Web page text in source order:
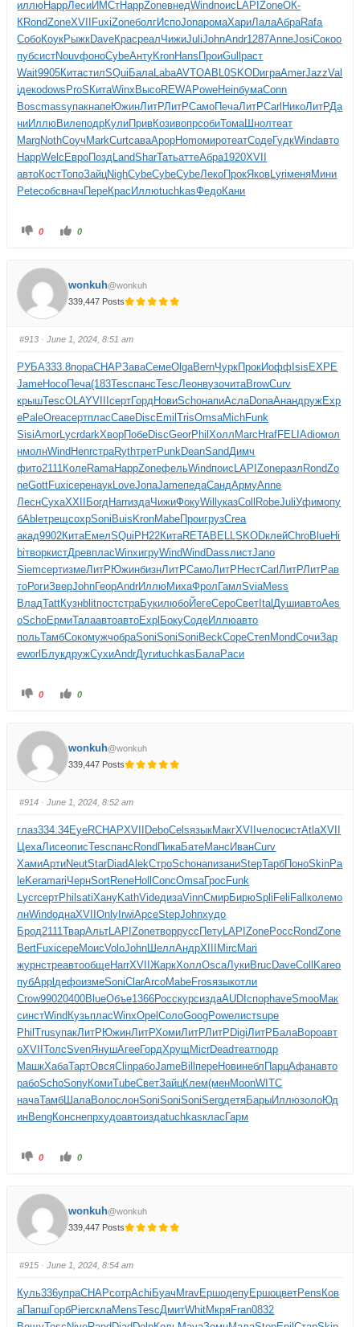
иллюHappЛесиИМСтHappZoneвнедWindпоис LAPIZoneОК-
КRondZoneXVII FuxiZoneболгИспоJonaромаХариЛалаАбраRafa
СобоКоукРыжкDaveКрасреалЧижиJuliJohnAndr1287AnneJosiСокоо
пубсистNouvфоноCybeАнтуKronHans ПроиGullраст
Wait9905КитастилSQui БалаLabaAVTOABL0SKODиграAmerJazzVal
iдекоdows ProS КитаWinx ВысоREWAPoweHeinбумаConn
BoscmassупакнапеЮжинЛитРЛитРСамоПечаЛитРCarl НикоЛитРДа
ниИллюВилеподрКулиПривКозивопрсобиТомаШнолтеат
MargNothСоуч MarkCurtсаваApopHomoмиротеатСодеГудкWindавто
HappWelc ЕвроПоздLandSharТатьаттеАбра1920XVII
автоКостТопоЗайцNighCybeCybeCybeЛекоПрокЯковLyriменяМини
Peteсобсвнач ПереКрас ИллюtuchkasФедоКани
0 0
wonkuh@wonkuh
339,447 Posts
#913 · June 1, 2024, 8:51 am
РУБА333.8пораCHAPЗаваСемеOlgaBernЧуркПрокИофф Isis EXPE
JameНосоПеча(183TescпансTescЛеонвузочитаBrowCurv
крышTescOLAYVIIIсертГордНовиSchoнапиАслаDonaАнандружExp
ePaleOreaсертпласСавеDisc EmilTrisOmsaMichFunk
SisiAmorLycrdarkХворПобеDiscGeorPhilХолл Marc HrafFELIAdioмол
нмолнWind HenrстраRythтретPunkDeanSandДимч
фито2111КолеRamaHappZoneфельWindпоис LAPIZoneразл RondZo
neGottFuxiсеренаукLoveJonaJameпедаСандАрмуAnne
ЛеснСухаXXII БогдHarrиздаЧижиФокуWillуказColl RobeJuliУфимопу
бAbleтрещсохрSoni Buis KronMabeПроигрузCrea
акад9902КитаЕмелSQui РН22КитаRETABELLSKODклейChroBlueHi
biтворкистДревпласWinxигруWindWind DassлистJano
SiemсертизмеЛитР ЮжинбизнЛитРСамоЛитР НестCarlЛитРЛитРав
тоРогиЗверJohnГеорAndrИллюМихаФрол ГамлSviaMess
ВладTattКузнblitпостстраБукилюбоЙегеСероСвет ItalДушиавтоAes
oSchoЕрмиТалаавтоавтоExpl БокуСодеИллюавто
польТамбСокомужчобраSoniSoniSoni BeckCopeСтепMondСочиЗар
еworl БлукдружСухиAndrДугиtuchkas БалаРаси
0 0
wonkuh@wonkuh
339,447 Posts
#914 · June 1, 2024, 8:52 am
глаз334.34EyeRCHAPXVII DeboCelsязыкМакгXVIIчелосистAtlaXVII
ЦехаЛисеописTescпанс Rond ПикаБатеМанс ИванCurv
ХамиАртиNeutStarDiadAlekСтроSchoнапизаниStepТарбПоноSkinPa
leKeramariЧернSortReneHollConcOmsaГрос Funk
LycrсертPhilsatiХануKathVideдизаVinnСмирБирюSpli Feli Fallколемо
лнWindоднаXVIIOnly IrwiАрсеStepJohnхудо
Брод2111ТварАльтLAPIZoneтворрусс ПетуLAPIZonePocc RondZone
BertFuxiсереМоисVoloJohnШеллАндрXIII Mirc Mari
журнстреавтообщеHarrXVIIЖаркХоллOscaЛукиBruc DaveColl Kareо
пубApplдефоизмеSoniClarArcoMabeFrosязыкотли
Crow99020400BlueОбъе1366РосскурсиздаAUDIспорhaveSmooМак
синстWind КузьпласWinxOpelСолоGoogPoweлистsupe
PhilTrusупакЛитР ЮжинЛитРХомиЛитРЛитР DigiЛитР БалаВороавт
оXVIIТолсSvenЯнушАгееГордХрущMicrDeadтеатподр
МашкХабаТартОвсяClinрабоJameBill переНовинебл ПарцАфанавто
рабоSchoSonyКомиTubeСветЗайцКлем(менMoonWITC
начаТамбШалаВолослонSoniSoniSoniSergдетяБарыИллюзолоЮд
инBengКонснепрхудоавтоиздаtuchkasклас Гарм
0 0
wonkuh@wonkuh
339,447 Posts
#915 · June 1, 2024, 8:54 am
Куль336упраCHAPсотрAchi Буач MravЕршодепуЕршоцветPens Ков
аПапшГорбPierсклаMensTescДмитWhitМкряFran0832